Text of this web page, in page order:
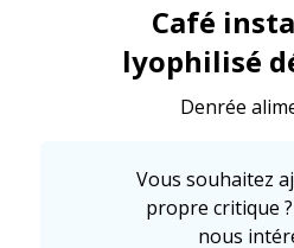
Café
lyophilisé
Denrée
Vous souhaitez
propre critique
nous